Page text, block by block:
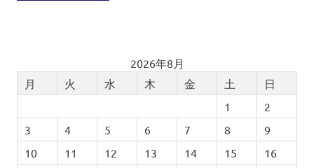
2026年8月
月
火 水 木 金 土
日
1
2
3
4 5 6 7 8
9
10
11 12 13 14 15
16